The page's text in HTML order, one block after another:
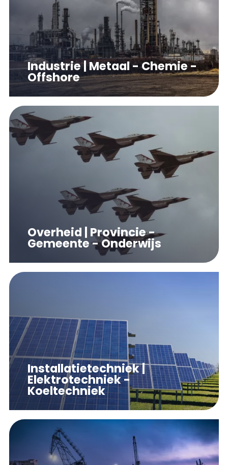
Industrie | Metaal - Chemie -
Offshore
Overheid | Provincie -
Gemeente - Onderwijs
Installatietechniek |
Elektrotechniek -
Koeltechniek